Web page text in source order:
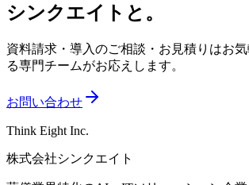
シンクエイトと。
資料請求・導入のご相談・お見積りはお
る専門チームがお応えします。
お問い合わせ
Think Eight Inc.
株式会社シンクエイト